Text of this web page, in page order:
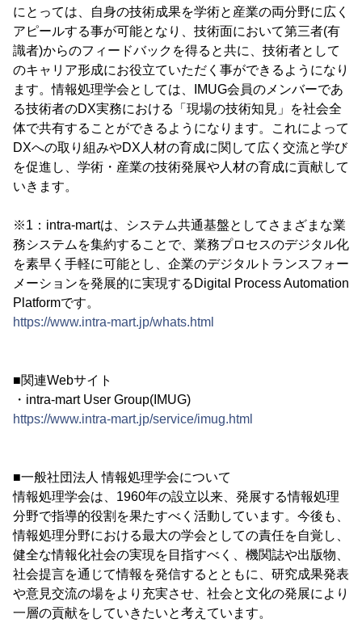
にとっては、自身の技術成果を学術と産業の両分野に広く
アピールする事が可能となり、技術面において第三者(有
識者)からのフィードバックを得ると共に、技術者として
のキャリア形成にお役立ていただく事ができるようになり
ます。情報処理学会としては、IMUG会員のメンバーであ
る技術者のDX実務における「現場の技術知見」を社会全
体で共有することができるようになります。これによって
DXへの取り組みやDX人材の育成に関して広く交流と学び
を促進し、学術・産業の技術発展や人材の育成に貢献して
いきます。
※1：intra-martは、システム共通基盤としてさまざまな業
務システムを集約することで、業務プロセスのデジタル化
を素早く手軽に可能とし、企業のデジタルトランスフォー
メーションを発展的に実現するDigital Process Automation
Platformです。
https://www.intra-mart.jp/whats.html
■関連Webサイト
・intra-mart User Group(IMUG)
https://www.intra-mart.jp/service/imug.html
■一般社団法人 情報処理学会について
情報処理学会は、1960年の設立以来、発展する情報処理
分野で指導的役割を果たすべく活動しています。今後も、
情報処理分野における最大の学会としての責任を自覚し、
健全な情報化社会の実現を目指すべく、機関誌や出版物、
社会提言を通じて情報を発信するとともに、研究成果発表
や意見交流の場をより充実させ、社会と文化の発展により
一層の貢献をしていきたいと考えています。